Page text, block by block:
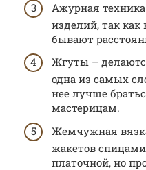
Ажурная
изделий, так как
бывают
Жгуты –
одна из самых
нее лучше
мастерицам.
Жемчужная
жакетов
платочной, но